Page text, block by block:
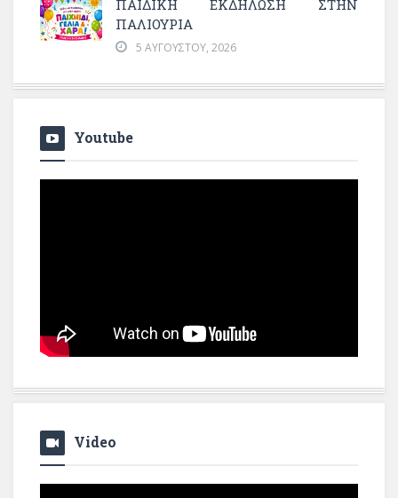
ΠΑΙΔΙΚΗ ΕΚΔΗΛΩΣΗ ΣΤΗΝ
ΠΑΛΙΟΥΡΙΑ
5 ΑΥΓΟΎΣΤΟΥ, 2026
Youtube
Video